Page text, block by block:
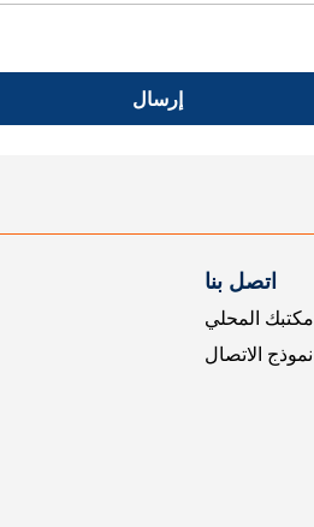
إرسال
اتصل بنا
مكتبك المحلي
نموذج الاتصال